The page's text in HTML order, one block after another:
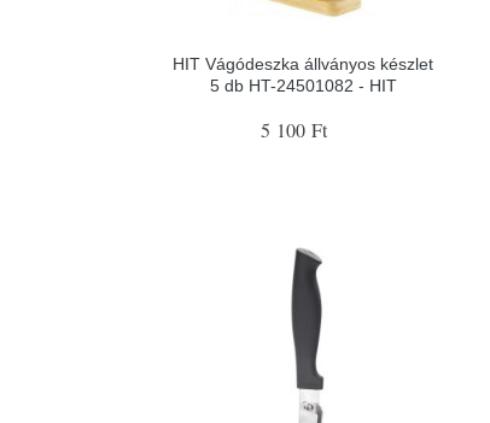
HIT Vágódeszka állványos készlet
5 db HT-24501082 - HIT
5 100 Ft